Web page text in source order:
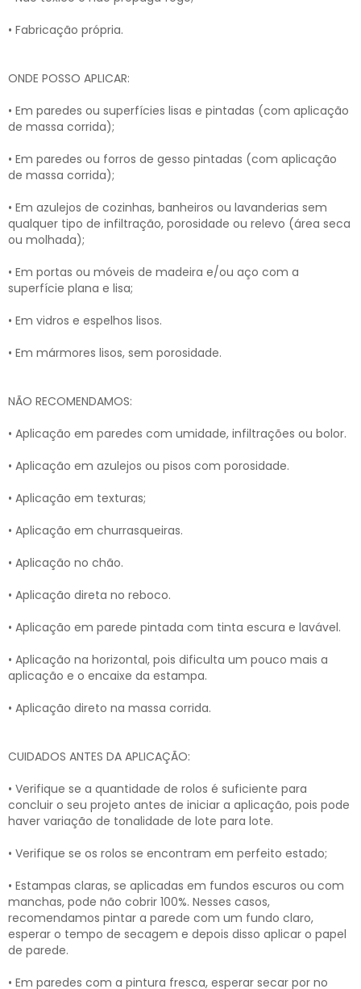
• Fabricação própria.
ONDE POSSO APLICAR:
• Em paredes ou superfícies lisas e pintadas (com aplicação
de massa corrida);
• Em paredes ou forros de gesso pintadas (com aplicação
de massa corrida);
• Em azulejos de cozinhas, banheiros ou lavanderias sem
qualquer tipo de infiltração, porosidade ou relevo (área seca
ou molhada);
• Em portas ou móveis de madeira e/ou aço com a
superfície plana e lisa;
• Em vidros e espelhos lisos.
• Em mármores lisos, sem porosidade.
NÃO RECOMENDAMOS:
• Aplicação em paredes com umidade, infiltrações ou bolor.
• Aplicação em azulejos ou pisos com porosidade.
• Aplicação em texturas;
• Aplicação em churrasqueiras.
• Aplicação no chão.
• Aplicação direta no reboco.
• Aplicação em parede pintada com tinta escura e lavável.
• Aplicação na horizontal, pois dificulta um pouco mais a
aplicação e o encaixe da estampa.
• Aplicação direto na massa corrida.
CUIDADOS ANTES DA APLICAÇÃO:
• Verifique se a quantidade de rolos é suficiente para
concluir o seu projeto antes de iniciar a aplicação, pois pode
haver variação de tonalidade de lote para lote.
• Verifique se os rolos se encontram em perfeito estado;
• Estampas claras, se aplicadas em fundos escuros ou com
manchas, pode não cobrir 100%. Nesses casos,
recomendamos pintar a parede com um fundo claro,
esperar o tempo de secagem e depois disso aplicar o papel
de parede.
• Em paredes com a pintura fresca, esperar secar por no